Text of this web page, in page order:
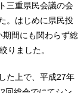
三重県民会議の会
。はじめに県民投
間にも関わらず総
りました。
た上で、平成27年